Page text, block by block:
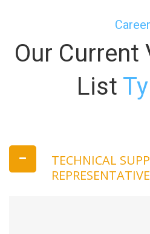
Our Current
List
TECHNICAL
REPRESENTATIVE